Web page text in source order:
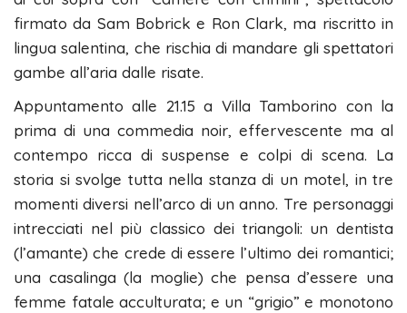
firmato da Sam Bobrick e Ron Clark, ma riscritto in
lingua salentina, che rischia di mandare gli spettatori
gambe all’aria dalle risate.
Appuntamento alle 21.15 a Villa Tamborino con la
prima di una commedia noir, effervescente ma al
contempo ricca di suspense e colpi di scena. La
storia si svolge tutta nella stanza di un motel, in tre
momenti diversi nell’arco di un anno. Tre personaggi
intrecciati nel più classico dei triangoli: un dentista
(l’amante) che crede di essere l’ultimo dei romantici;
una casalinga (la moglie) che pensa d’essere una
femme fatale acculturata; e un “grigio” e monotono